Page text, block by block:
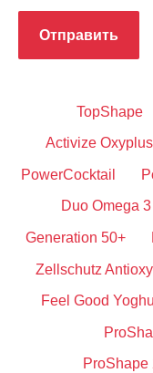
TopShape
Activize Oxyplus
PowerCocktail
Duo Omega
Generation 50+
Zellschutz Antioxy
Feel Good
ProShape